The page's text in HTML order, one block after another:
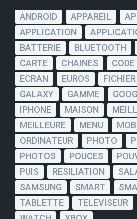
ANDROID APPAREIL
APPLICATION
BATTERIE
BLUETOOTH
CARTE
CHAINES CODE
ECRAN
EUROS FICHIER
GALAXY
GAMME
IPHONE
MAISON
MEILLEURE
MENU
ORDINATEUR
PHOTO
PHOTOS
POUCES
PUIS
RESILIATION
SAMSUNG
SMART
TABLETTE
TELEVISEUR